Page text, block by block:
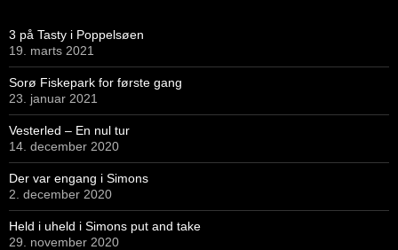
3 på Tasty i Poppelsøen
19. marts 2021
Sorø Fiskepark for første gang
23. januar 2021
Vesterled – En nul tur
14. december 2020
Der var engang i Simons
2. december 2020
Held i uheld i Simons put and take
29. november 2020